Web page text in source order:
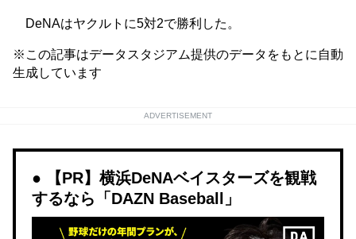
DeNAはヤクルトに5対2で勝利した。
※この記事はデータスタジアム提供のデータをもとに自動
生成しています
ADVERTISEMENT
【PR】横浜DeNAベイスターズを観戦
するなら「DAZN Baseball」